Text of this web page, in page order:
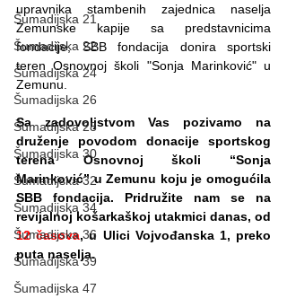
Šumadijska 21
Šumadijska 22
Šumadijska 24
Šumadijska 26
Šumadijska 28
Šumadijska 30
Šumadijska 32
Šumadijska 34
Šumadijska 36
Šumadijska 39
Šumadijska 47
upravnika stambenih zajednica naselja
Zemunske kapije sa predstavnicima
fondacije, SBB fondacija donira sportski
teren Osnovnoj školi "Sonja Marinković" u
Zemunu.
Sa zadovoljstvom Vas pozivamo na
druženje povodom donacije sportskog
terena Osnovnoj školi “Sonja
Marinković” u Zemunu koju je omogućila
SBB fondacija. Pridružite nam se na
12 časova, u Ulici Vojvođanska 1, preko
puta naselja.